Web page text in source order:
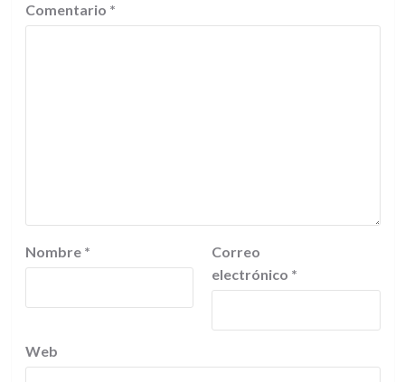
Comentario *
Nombre *
Correo
electrónico *
Web